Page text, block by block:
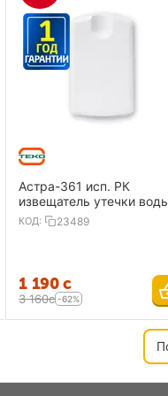
Астра-361 исп. РК
извещатель утечки
радиоканальный
КОД: 23489
1 190 с
3 160с -62%